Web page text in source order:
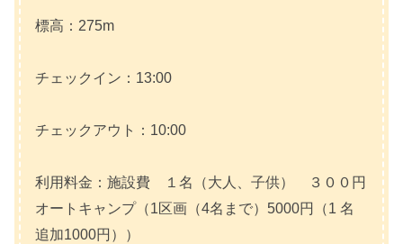
標高：275m
チェックイン：13:00
チェックアウト：10:00
利用料金：施設費 １名（大人、子供） ３００円
オートキャンプ（1区画（4名まで）5000円（1 名
追加1000円））